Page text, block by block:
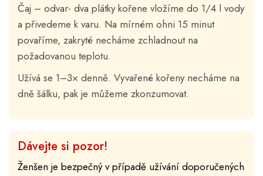
Čaj – odvar- dva plátky kořene vložíme do 1/4 l vody
a přivedeme k varu. Na mírném ohni 15 minut
povaříme, zakryté necháme zchladnout na
požadovanou teplotu.
Užívá se 1–3× denně. Vyvařené kořeny necháme na
dně šálku, pak je můžeme zkonzumovat.
Dávejte si pozor!
Ženšen je bezpečný v případě užívání doporučených